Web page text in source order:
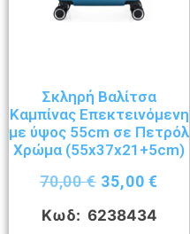
Σκληρή Βαλίτσα
Καμπίνας Επεκτεινόμενη
με ύψος 55cm σε Πετρόλ
Χρώμα (55x37x21+5cm)
70,00€ 35,00€
Κωδ: 6238434